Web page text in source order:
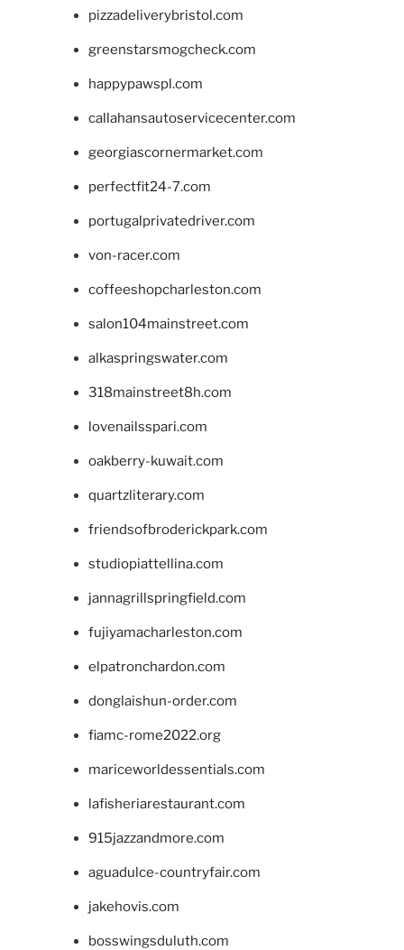
pizzadeliverybristol.com
greenstarsmogcheck.com
happypawspl.com
callahansautoservicecenter.com
georgiascornermarket.com
perfectfit24-7.com
portugalprivatedriver.com
von-racer.com
coffeeshopcharleston.com
salon104mainstreet.com
alkaspringswater.com
318mainstreet8h.com
lovenailsspari.com
oakberry-kuwait.com
quartzliterary.com
friendsofbroderickpark.com
studiopiattellina.com
jannagrillspringfield.com
fujiyamacharleston.com
elpatronchardon.com
donglaishun-order.com
fiamc-rome2022.org
mariceworldessentials.com
lafisheriarestaurant.com
915jazzandmore.com
aguadulce-countryfair.com
jakehovis.com
bosswingsduluth.com